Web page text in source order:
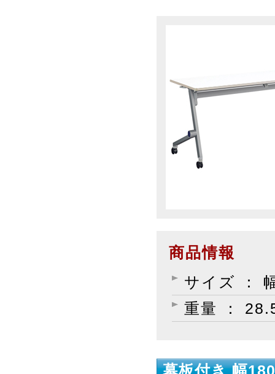
商品情報
サイズ ：
重量 ：
幕板付き 幅